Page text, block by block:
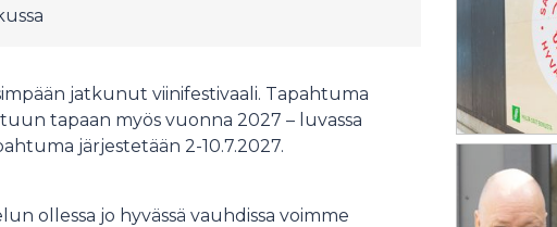
jatkunut viinifestivaali. Tapahtuma
tapaan myös vuonna 2027 – luvassa
järjestetään 2-10.7.2027.
ollessa jo hyvässä vauhdissa voimme